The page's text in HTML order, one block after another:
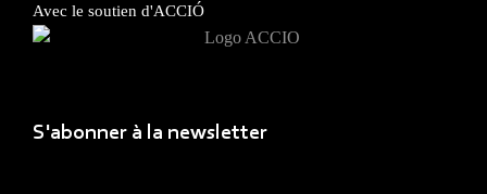
Avec le soutien d'ACCIÓ
S'abonner à la newsletter